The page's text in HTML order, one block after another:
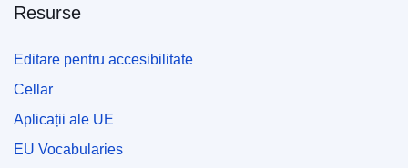
Resurse
Editare pentru accesibilitate
Cellar
Aplicații ale UE
EU Vocabularies